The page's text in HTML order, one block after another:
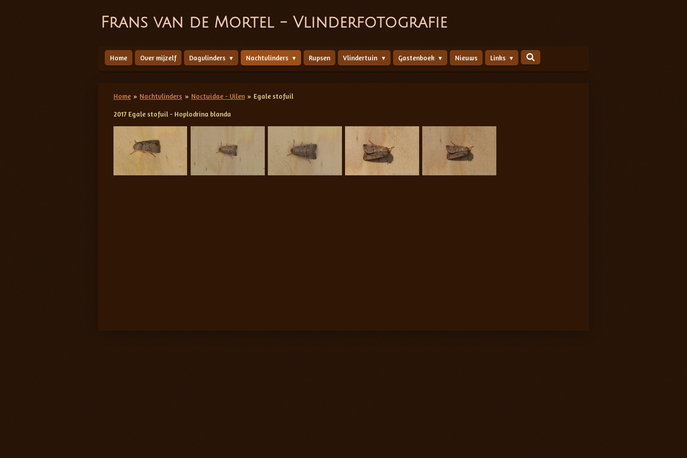
Frans van de Mortel - Vlinderfotografie
Home Over mijzelf Dagvlinders Nachtvlinders Rupsen Vlindertuin Gastenboek Nieuws Links
Home » Nachtvlinders » Noctuidae - Uilen » Egale stofuil
2017 Egale stofuil - Hoplodrina blanda